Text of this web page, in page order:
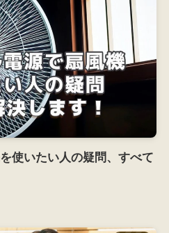
使いたい人の疑問、すべて